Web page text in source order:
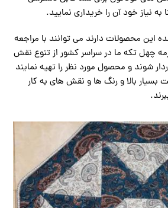
نیاز خود آن را خریداری نمایید.
این محصولات دارند می توانند با مراجعه
چهل تکه ما در سراسر کشور از تنوع نقش
شوند و محصول مورد نظر را تهیه نمایند
بسیار بالا و رنگ ها و نقش های به کار